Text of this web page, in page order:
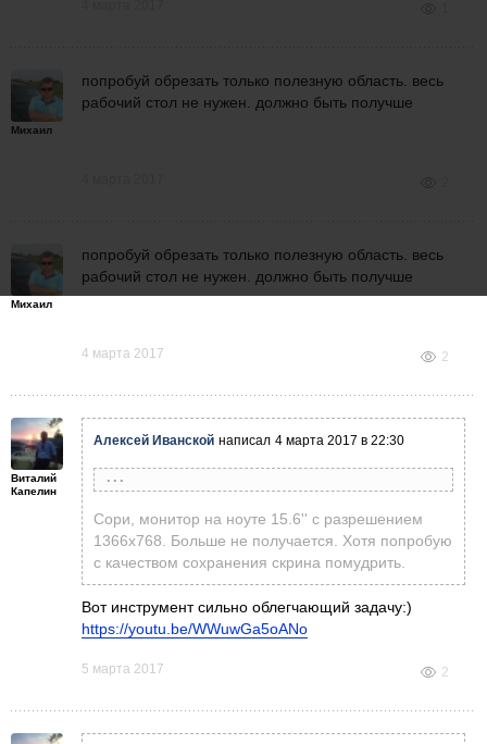
Михаил
попробуй обрезать только полезную область. весь
рабочий стол не нужен. должно быть получше
Михаил
попробуй обрезать только полезную область. весь
рабочий стол не нужен. должно быть получше
4 марта 2017 2
Виталий
Капелин
Алексей Иванской написал 4 марта 2017 в 22:30
Александр Птицын написал 4 марта 2017 в 17:43
Скрины бы побольше, не видно почти ничего:(
Сори, монитор на ноуте 15.6'' с разрешением
1366х768. Больше не получается. Хотя попробую
с качеством сохранения скрина помудрить.
Вот инструмент сильно облегчающий задачу:)
https://youtu.be/WWuwGa5oANo
5 марта 2017 2